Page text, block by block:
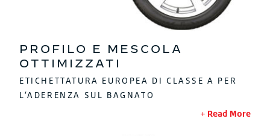
PROFILO E MESCOLA
OTTIMIZZATI
ETICHETTATURA EUROPEA DI CLASSE A PER
L’ADERENZA SUL BAGNATO
Read More